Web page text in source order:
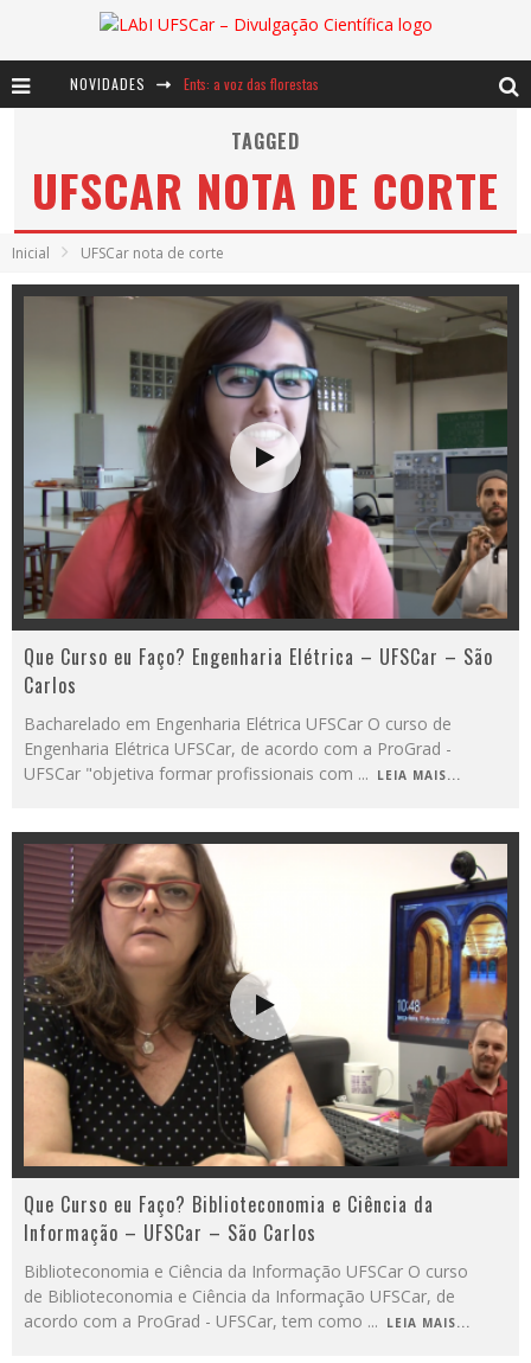
NOVIDADES Ents: a voz das florestas
Notáveis: Bertha Lutz
Baú de Histórias - A jamais imaginada aventura com os moinhos de vento
TAGGED
UFSCAR NOTA DE CORTE
Inicial UFSCar nota de corte
Que Curso eu Faço? Engenharia Elétrica – UFSCar – São
Carlos
Bacharelado em Engenharia Elétrica UFSCar O curso de
Engenharia Elétrica UFSCar, de acordo com a ProGrad -
UFSCar "objetiva formar profissionais com ... LEIA MAIS...
Que Curso eu Faço? Biblioteconomia e Ciência da
Informação – UFSCar – São Carlos
Biblioteconomia e Ciência da Informação UFSCar O curso
de Biblioteconomia e Ciência da Informação UFSCar, de
acordo com a ProGrad - UFSCar, tem como ... LEIA MAIS...